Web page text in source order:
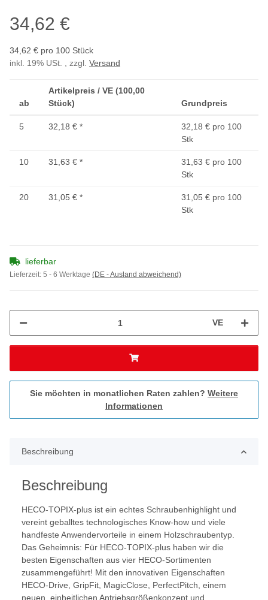
34,62 €
34,62 € pro 100 Stück
inkl. 19% USt. , zzgl. Versand
ab
Artikelpreis / VE (100,00
Stück)
Grundpreis
5 32,18 € *
32,18 € pro 100
Stk
10 31,63 € *
31,63 € pro 100
Stk
20 31,05 € *
31,05 € pro 100
Stk
lieferbar
Lieferzeit: 5 - 6 Werktage (DE - Ausland abweichend)
VE
Sie möchten in monatlichen Raten zahlen? Weitere
Informationen
Beschreibung
Beschreibung
HECO-TOPIX-plus ist ein echtes Schraubenhighlight und
vereint geballtes technologisches Know-how und viele
handfeste Anwendervorteile in einem Holzschraubentyp.
Das Geheimnis: Für HECO-TOPIX-plus haben wir die
besten Eigenschaften aus vier HECO-Sortimenten
zusammengeführt! Mit den innovativen Eigenschaften
HECO-Drive, GripFit, MagicClose, PerfectPitch, einem
neuen, einheitlichen Antriebsgrößenkonzept und